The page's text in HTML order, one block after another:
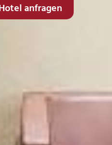
anfragen